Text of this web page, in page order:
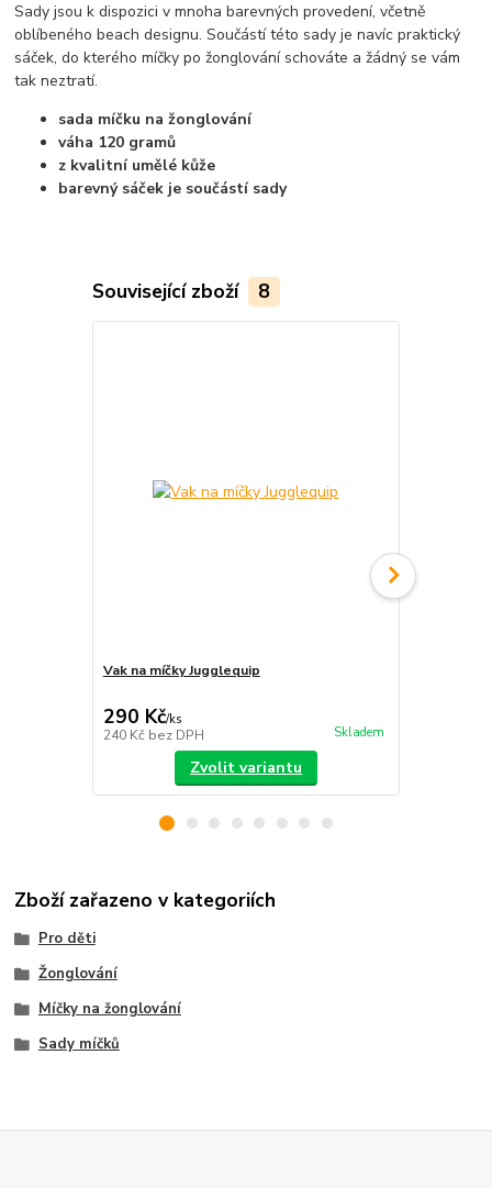
Sady jsou k dispozici v mnoha barevných provedení, včetně
oblíbeného beach designu. Součástí této sady je navíc praktický
sáček, do kterého míčky po žonglování schováte a žádný se vám
tak neztratí.
sada míčku na žonglování
váha 120 gramů
z kvalitní umělé kůže
barevný sáček je součástí sady
Související zboží 8
Vak na míčky Jugglequip
290 Kč/ks
240 Kč bez DPH Skladem
Zvolit variantu
Zboží zařazeno v kategoriích
Pro děti
Žonglování
Míčky na žonglování
Sady míčků